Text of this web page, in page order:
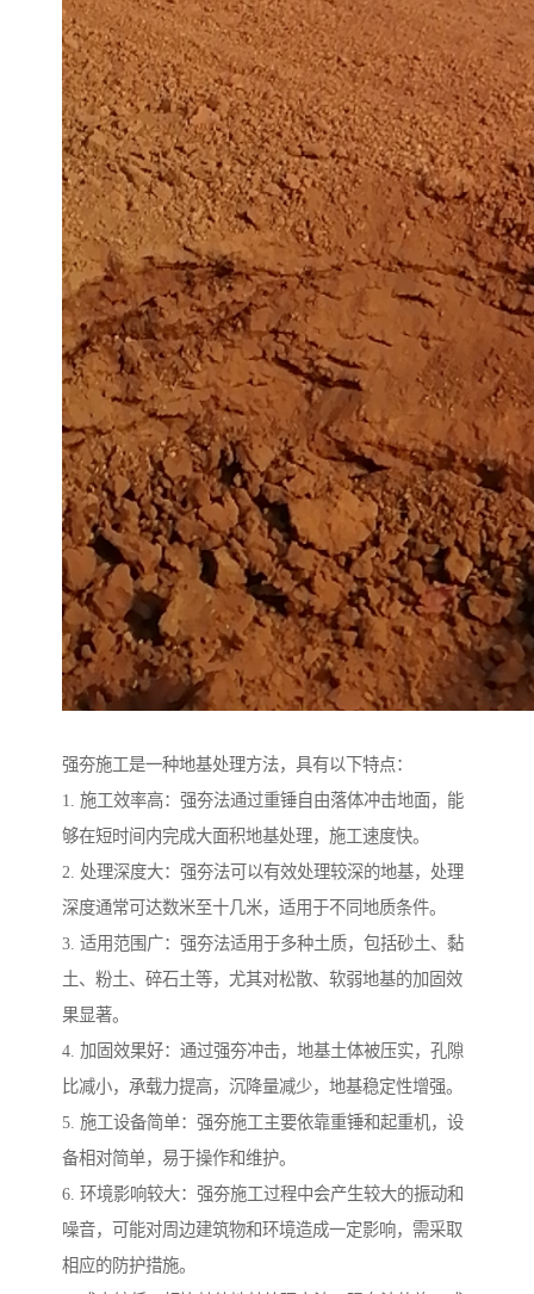
强夯施工是一种地基处理方法，具有以下特点：
1. 施工效率高：强夯法通过重锤自由落体冲击地面，能
够在短时间内完成大面积地基处理，施工速度快。
2. 处理深度大：强夯法可以有效处理较深的地基，处理
深度通常可达数米至十几米，适用于不同地质条件。
3. 适用范围广：强夯法适用于多种土质，包括砂土、黏
土、粉土、碎石土等，尤其对松散、软弱地基的加固效
果显著。
4. 加固效果好：通过强夯冲击，地基土体被压实，孔隙
比减小，承载力提高，沉降量减少，地基稳定性增强。
5. 施工设备简单：强夯施工主要依靠重锤和起重机，设
备相对简单，易于操作和维护。
6. 环境影响较大：强夯施工过程中会产生较大的振动和
噪音，可能对周边建筑物和环境造成一定影响，需采取
相应的防护措施。